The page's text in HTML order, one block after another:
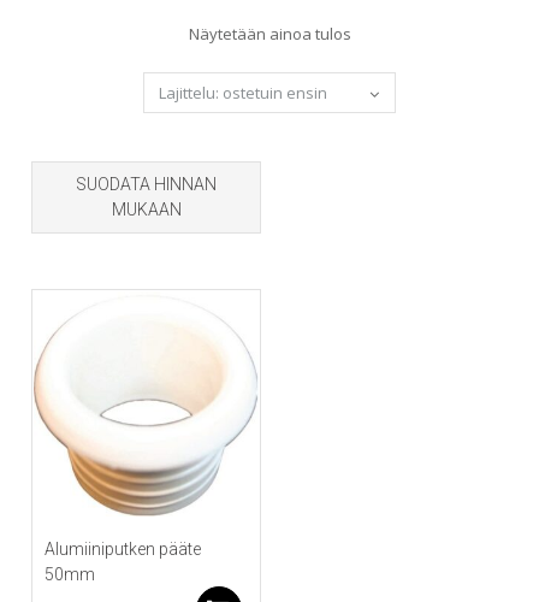
Näytetään ainoa tulos
SUODATA HINNAN
MUKAAN
Alumiiniputken pääte
50mm